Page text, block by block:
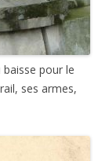
baisse pour le
ses armes,